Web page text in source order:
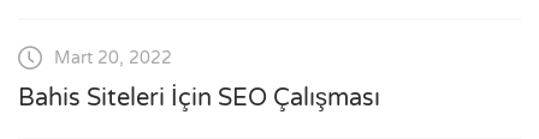
Mart 20, 2022
Bahis Siteleri İçin SEO Çalışması